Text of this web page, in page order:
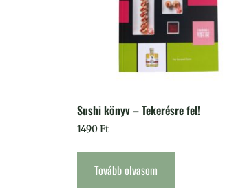
Sushi könyv – Tekerésre fel!
1490Ft
Tovább olvasom